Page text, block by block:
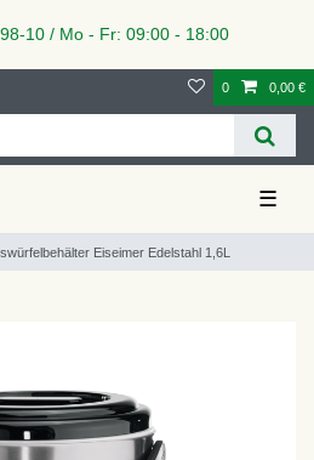
10 / Mo - Fr: 09:00 - 18:00
0 0,00 €
☰
Eiseimer Edelstahl 1,6L